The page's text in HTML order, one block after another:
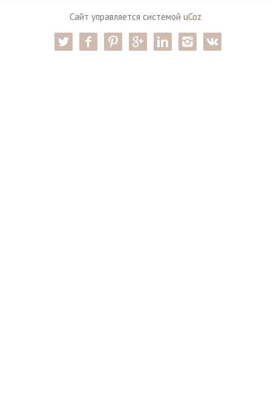
Сайт управляется системой uCoz
twitter
facebookpinterestgoogle-pllinkedin instagram